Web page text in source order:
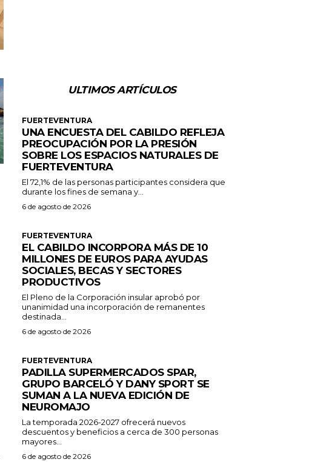
ULTIMOS ARTÍCULOS
FUERTEVENTURA
UNA ENCUESTA DEL CABILDO REFLEJA
PREOCUPACIÓN POR LA PRESIÓN
SOBRE LOS ESPACIOS NATURALES DE
FUERTEVENTURA
El 72,1% de las personas participantes considera que
durante los fines de semana y...
6 de agosto de 2026
FUERTEVENTURA
EL CABILDO INCORPORA MÁS DE 10
MILLONES DE EUROS PARA AYUDAS
SOCIALES, BECAS Y SECTORES
PRODUCTIVOS
El Pleno de la Corporación insular aprobó por
unanimidad una incorporación de remanentes
destinada...
6 de agosto de 2026
FUERTEVENTURA
PADILLA SUPERMERCADOS SPAR,
GRUPO BARCELÓ Y DANY SPORT SE
SUMAN A LA NUEVA EDICIÓN DE
NEUROMAJO
La temporada 2026-2027 ofrecerá nuevos
descuentos y beneficios a cerca de 300 personas
mayores...
6 de agosto de 2026